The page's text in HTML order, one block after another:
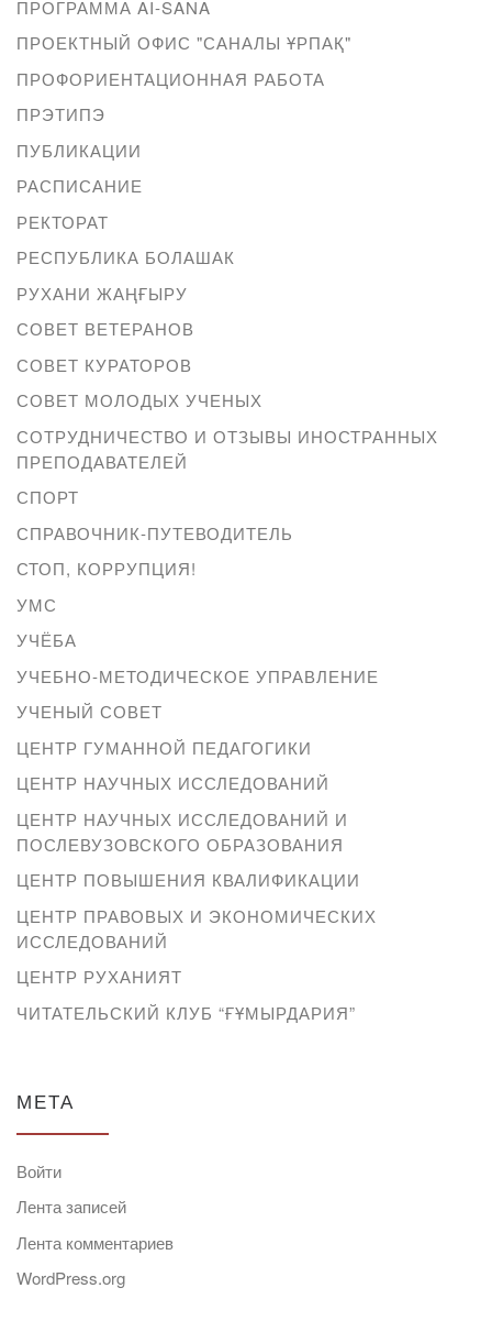
ПРОГРАММА AI-SANA
ПРОЕКТНЫЙ ОФИС "САНАЛЫ ҰРПАҚ"
ПРОФОРИЕНТАЦИОННАЯ РАБОТА
ПРЭТИПЭ
ПУБЛИКАЦИИ
РАСПИСАНИЕ
РЕКТОРАТ
РЕСПУБЛИКА БОЛАШАК
РУХАНИ ЖАҢҒЫРУ
СОВЕТ ВЕТЕРАНОВ
СОВЕТ КУРАТОРОВ
СОВЕТ МОЛОДЫХ УЧЕНЫХ
СОТРУДНИЧЕСТВО И ОТЗЫВЫ ИНОСТРАННЫХ
ПРЕПОДАВАТЕЛЕЙ
СПОРТ
СПРАВОЧНИК-ПУТЕВОДИТЕЛЬ
СТОП, КОРРУПЦИЯ!
УМС
УЧЁБА
УЧЕБНО-МЕТОДИЧЕСКОЕ УПРАВЛЕНИЕ
УЧЕНЫЙ СОВЕТ
ЦЕНТР ГУМАННОЙ ПЕДАГОГИКИ
ЦЕНТР НАУЧНЫХ ИССЛЕДОВАНИЙ
ЦЕНТР НАУЧНЫХ ИССЛЕДОВАНИЙ И
ПОСЛЕВУЗОВСКОГО ОБРАЗОВАНИЯ
ЦЕНТР ПОВЫШЕНИЯ КВАЛИФИКАЦИИ
ЦЕНТР ПРАВОВЫХ И ЭКОНОМИЧЕСКИХ
ИССЛЕДОВАНИЙ
ЦЕНТР РУХАНИЯТ
ЧИТАТЕЛЬСКИЙ КЛУБ “ҒҰМЫРДАРИЯ”
МЕТА
Войти
Лента записей
Лента комментариев
WordPress.org